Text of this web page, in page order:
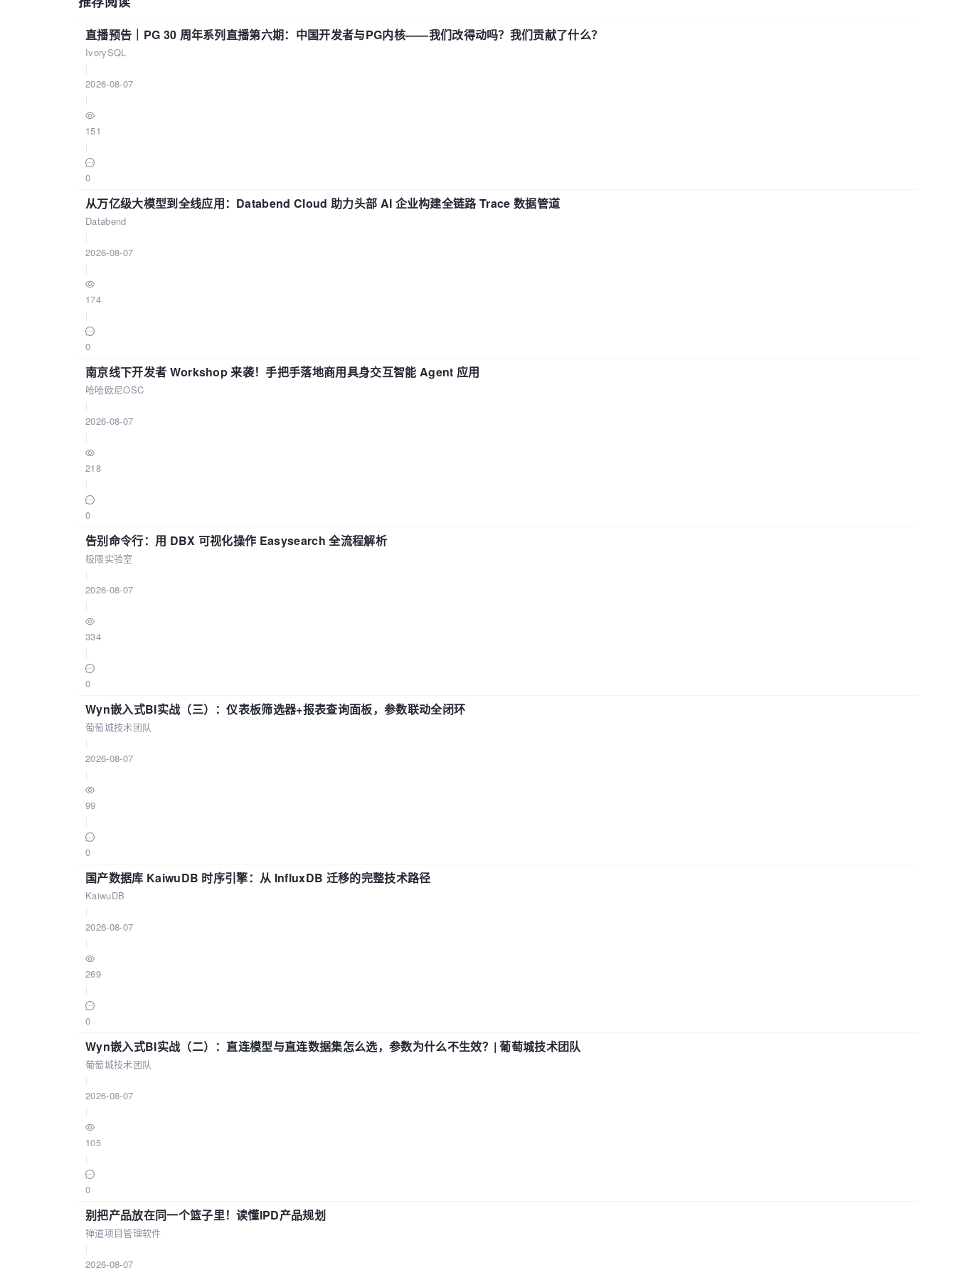
直播预告｜PG 30 周年系列直播第六期：中国开发者与PG内核——我们改得动吗？我们贡献了什么？
IvorySQL
2026-08-07
151
0
从万亿级大模型到全线应用：Databend Cloud 助力头部 AI 企业构建全链路 Trace 数据管道
Databend
2026-08-07
174
0
南京线下开发者 Workshop 来袭！手把手落地商用具身交互智能 Agent 应用
哈哈欧尼OSC
2026-08-07
218
0
告别命令行：用 DBX 可视化操作 Easysearch 全流程解析
极限实验室
2026-08-07
334
0
Wyn嵌入式BI实战（三）：仪表板筛选器+报表查询面板，参数联动全闭环
葡萄城技术团队
2026-08-07
99
0
国产数据库 KaiwuDB 时序引擎：从 InfluxDB 迁移的完整技术路径
KaiwuDB
2026-08-07
269
0
Wyn嵌入式BI实战（二）：直连模型与直连数据集怎么选，参数为什么不生效？| 葡萄城技术团队
葡萄城技术团队
2026-08-07
105
0
别把产品放在同一个篮子里！读懂IPD产品规划
禅道项目管理软件
2026-08-07